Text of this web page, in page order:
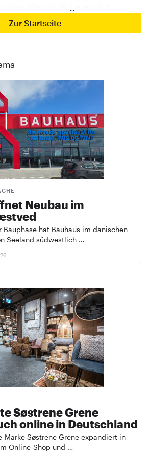
Zur Startseite
Neubau im
Bauphase hat Bauhaus im dänischen
Seeland südwestlich …
Søstrene Grene
online in Deutschland
Marke Søstrene Grene expandiert in
Online-Shop und …